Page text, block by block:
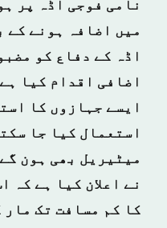
نامی فوجی اڈہ پر
میں اضافہ ہونے کے
اڈہ کے دفاع کو
اضافی اقدام کیا
ایسے جہازوں کا
استعمال کیا جا
میٹیریل بھی ہون
نے اعلان کیا ہے کہ
کا کم مسافت تک